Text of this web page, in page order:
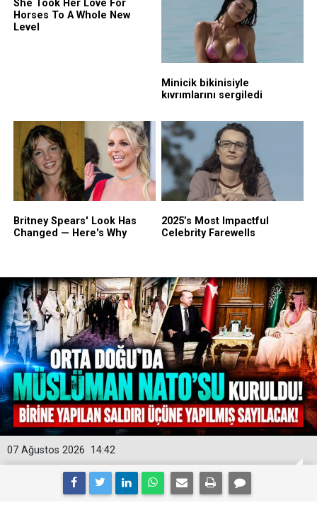
14:42
07 Ağustos 2026